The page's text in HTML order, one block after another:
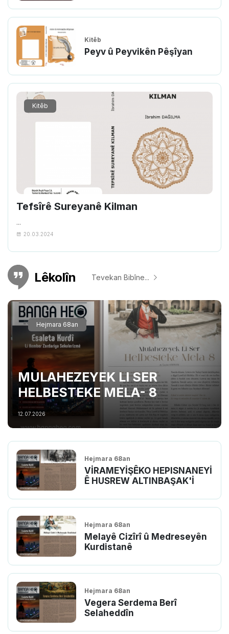
Kitêb
Peyv û Peyvikên Pêşîyan
Kitêb
Tefsîrê Sureyanê Kilman
...
20.03.2024
Lêkolîn Tevekan Bibîne...
Hejmara 68an
MULAHEZEYEK LI SER
HELBESTEKE MELA- 8
12.07.2026
Hejmara 68an
VİRAMEYİŞÊKO HEPISNANEYİ
Ê HUSREW ALTINBAŞAK'İ
Hejmara 68an
Melayê Cizîrî û Medreseyên
Kurdistanê
Hejmara 68an
Vegera Serdema Berî
Selaheddîn